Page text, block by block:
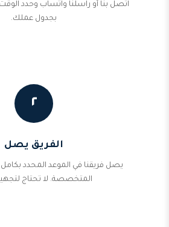
اتصل بنا أو راسلنا واتساب وحدد
بجدول عملك.
٢
الفريق يصل
يصل فريقنا في الموعد المحدد بكامل
المتخصصة. لا تحتاج